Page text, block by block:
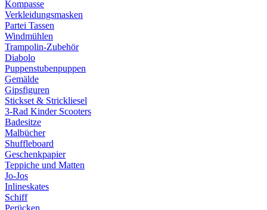
Kompasse
Verkleidungsmasken
Partei Tassen
Windmühlen
Trampolin-Zubehör
Diabolo
Puppenstubenpuppen
Gemälde
Gipsfiguren
Stickset & Strickliesel
3-Rad Kinder Scooters
Badesitze
Malbücher
Shuffleboard
Geschenkpapier
Teppiche und Matten
Jo-Jos
Inlineskates
Schiff
Perücken